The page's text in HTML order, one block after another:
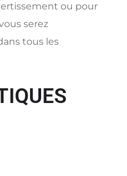
ou pour
serez
tous les